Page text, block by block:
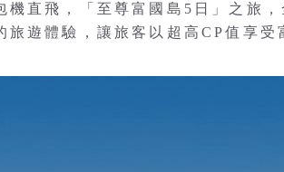
機直飛，「至尊富國島5日」之旅
旅遊體驗，讓旅客以超高CP值享受